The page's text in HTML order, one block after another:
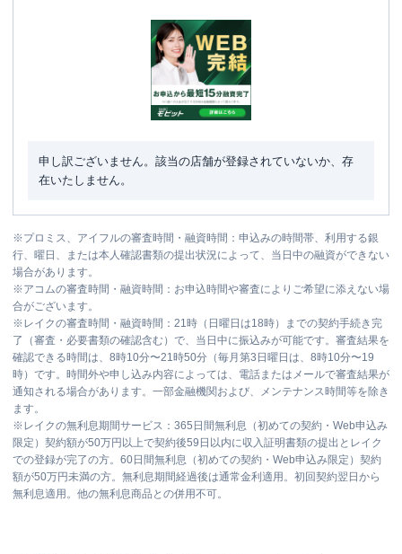
申し訳ございません。該当の店舗が登録されていないか、存
在いたしません。
※プロミス、アイフルの審査時間・融資時間：申込みの時間帯、利用する銀
行、曜日、または本人確認書類の提出状況によって、当日中の融資ができない
場合があります。
※アコムの審査時間・融資時間：お申込時間や審査によりご希望に添えない場
合がございます。
※ レイクの審査時間・融資時間：21時（日曜日は18時）までの契約手続き完
了（審査・必要書類の確認含む）で、当日中に振込みが可能です。審査結果を
確認できる時間は、8時10分〜21時50分（毎月第3日曜日は、8時10分〜19
時）です。時間外や申し込み内容によっては、電話またはメールで審査結果が
通知される場合があります。一部金融機関および、メンテナンス時間等を除き
ます。
※ レイクの無利息期間サービス：365日間無利息（初めての契約・Web申込み
限定）契約額が50万円以上で契約後59日以内に収入証明書類の提出とレイク
での登録が完了の方。60日間無利息（初めての契約・Web申込み限定）契約
額が50万円未満の方。無利息期間経過後は通常金利適用。初回契約翌日から
無利息適用。他の無利息商品との併用不可。